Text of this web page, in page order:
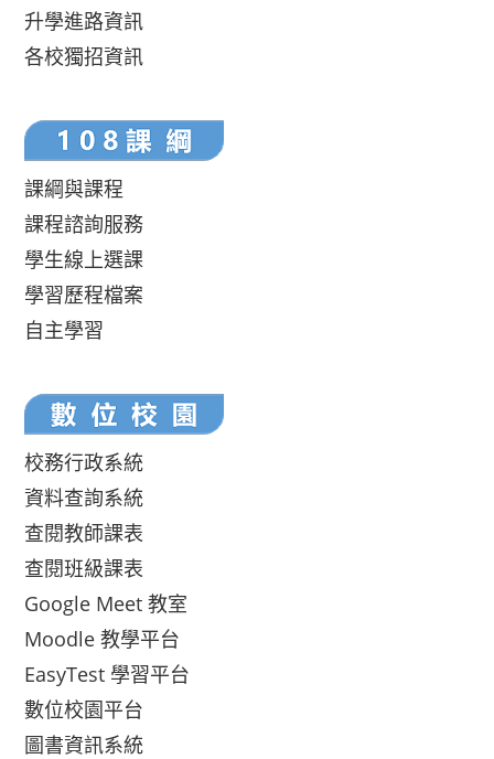
升學進路資訊
各校獨招資訊
課綱與課程
課程諮詢服務
學生線上選課
學習歷程檔案
自主學習
校務行政系統
資料查詢系統
查閱教師課表
查閱班級課表
Google Meet 教室
Moodle 教學平台
EasyTest 學習平台
數位校園平台
圖書資訊系統